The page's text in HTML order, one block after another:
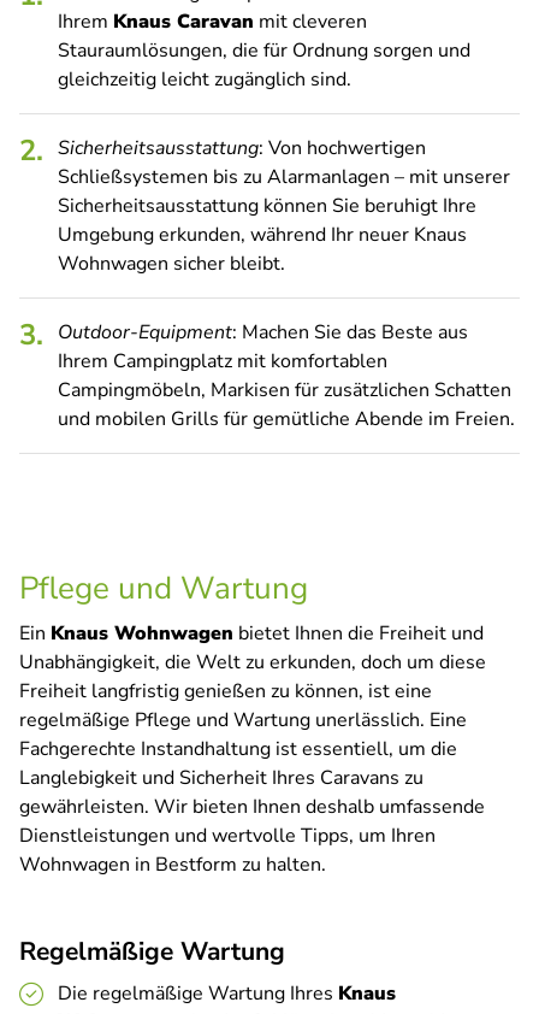
Ihrem Knaus Caravan mit cleveren
Stauraumlösungen, die für Ordnung sorgen und
gleichzeitig leicht zugänglich sind.
Sicherheitsausstattung: Von hochwertigen
Schließsystemen bis zu Alarmanlagen – mit unserer
Sicherheitsausstattung können Sie beruhigt Ihre
Umgebung erkunden, während Ihr neuer Knaus
Wohnwagen sicher bleibt.
Outdoor-Equipment: Machen Sie das Beste aus
Ihrem Campingplatz mit komfortablen
Campingmöbeln, Markisen für zusätzlichen Schatten
und mobilen Grills für gemütliche Abende im Freien.
Pflege und Wartung
Ein Knaus Wohnwagen bietet Ihnen die Freiheit und
Unabhängigkeit, die Welt zu erkunden, doch um diese
Freiheit langfristig genießen zu können, ist eine
regelmäßige Pflege und Wartung unerlässlich. Eine
Fachgerechte Instandhaltung ist essentiell, um die
Langlebigkeit und Sicherheit Ihres Caravans zu
gewährleisten. Wir bieten Ihnen deshalb umfassende
Dienstleistungen und wertvolle Tipps, um Ihren
Wohnwagen in Bestform zu halten.
Regelmäßige Wartung
Die regelmäßige Wartung Ihres Knaus